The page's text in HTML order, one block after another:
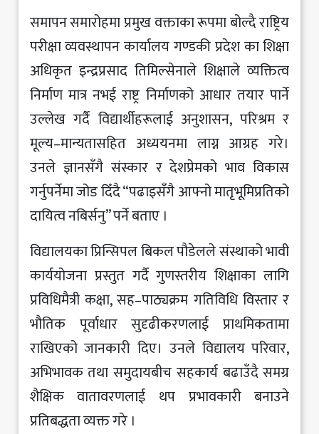
समापन समारोहमा प्रमुख वक्ताका रूपमा बोल्दै राष्ट्रिय
परीक्षा व्यवस्थापन कार्यालय गण्डकी प्रदेश का शिक्षा
अधिकृत इन्द्रप्रसाद तिमिल्सेनाले शिक्षाले व्यक्तित्व
निर्माण मात्र नभई राष्ट्र निर्माणको आधार तयार पार्ने
उल्लेख गर्दै विद्यार्थीहरूलाई अनुशासन, परिश्रम र
मूल्य–मान्यतासहित अध्ययनमा लाग्न आग्रह गरे।
उनले ज्ञानसँगै संस्कार र देशप्रेमको भाव विकास
गर्नुपर्नेमा जोड दिँदै “पढाइसँगै आफ्नो मातृभूमिप्रतिको
दायित्व नबिर्सनु” पर्ने बताए ।
विद्यालयका प्रिन्सिपल बिकल पौडेलले संस्थाको भावी
कार्ययोजना प्रस्तुत गर्दै गुणस्तरीय शिक्षाका लागि
प्रविधिमैत्री कक्षा, सह–पाठ्यक्रम गतिविधि विस्तार र
भौतिक पूर्वाधार सुदृढीकरणलाई प्राथमिकतामा
राखिएको जानकारी दिए। उनले विद्यालय परिवार,
अभिभावक तथा समुदायबीच सहकार्य बढाउँदै समग्र
शैक्षिक वातावरणलाई थप प्रभावकारी बनाउने
प्रतिबद्धता व्यक्त गरे ।